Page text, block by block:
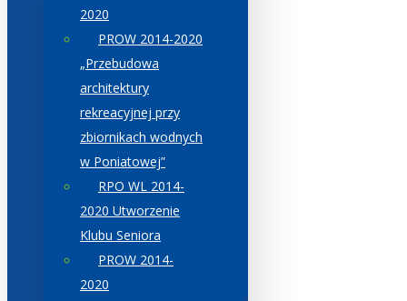
2020
PROW 2014-2020
„Przebudowa
architektury
rekreacyjnej przy
zbiornikach wodnych
w Poniatowej”
RPO WL 2014-
2020 Utworzenie
Klubu Seniora
PROW 2014-
2020